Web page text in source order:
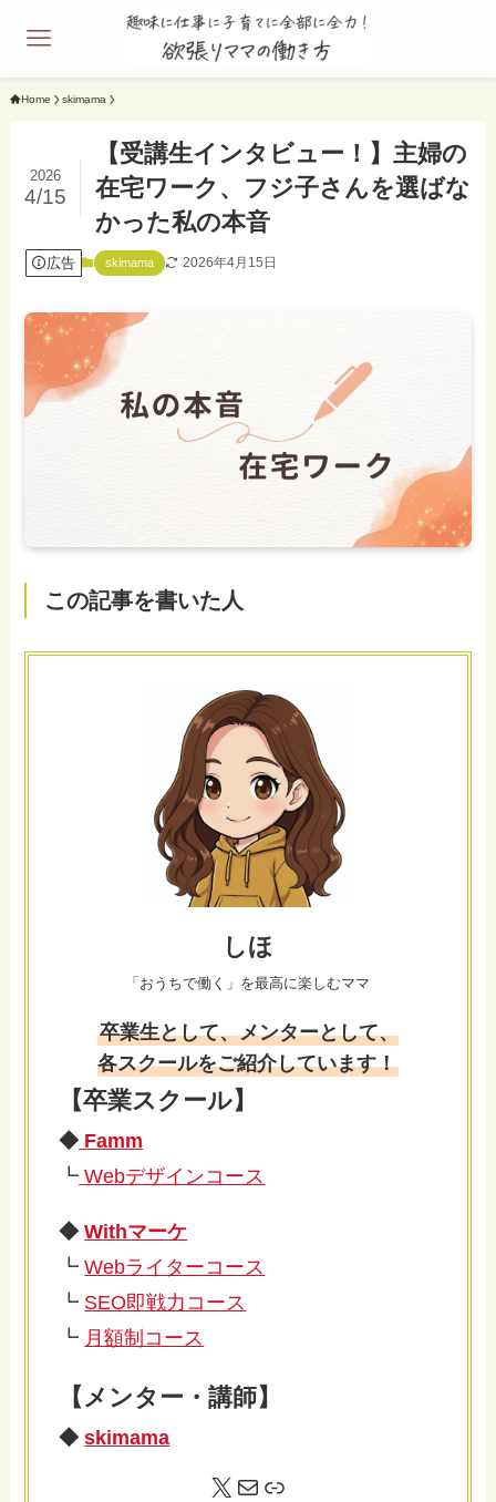
Home skimama
【受講生インタビュー！】主婦の
在宅ワーク、フジ子さんを選ばな
かった私の本音
2026
4/15
広告 skimama 2026年4月15日
この記事を書いた人
しほ
「おうちで働く」を最高に楽しむママ
卒業生として、メンターとして、
各スクールをご紹介しています！
【卒業スクール】
◆ Famm
┗ Webデザインコース
◆Withマーケ
┗Webライターコース
┗ SEO即戦力コース
┗ 月額制コース
【メンター・講師】
◆skimama
X メール リンク